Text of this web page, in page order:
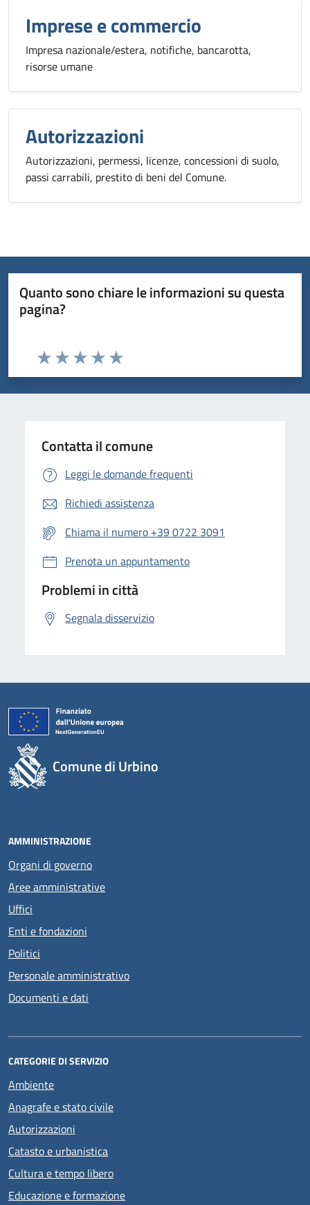
Imprese e commercio
Impresa nazionale/estera, notifiche, bancarotta,
risorse umane
Autorizzazioni
Autorizzazioni, permessi, licenze, concessioni di suolo,
passi carrabili, prestito di beni del Comune.
Quanto sono chiare le informazioni su questa
pagina?
Valuta da 1 a 5 stelle la pagina
Valuta 5 stelle su 5
Valuta 4 stelle su 5
Valuta 3 stelle su 5
Valuta 2 stelle su 5
Valuta 1 stelle su 5
Contatta il comune
Leggi le domande frequenti
Richiedi assistenza
Chiama il numero +39 0722 3091
Prenota un appuntamento
Problemi in città
Segnala disservizio
Comune di Urbino
AMMINISTRAZIONE
Organi di governo
Aree amministrative
Uffici
Enti e fondazioni
Politici
Personale amministrativo
Documenti e dati
CATEGORIE DI SERVIZIO
Ambiente
Anagrafe e stato civile
Autorizzazioni
Catasto e urbanistica
Cultura e tempo libero
Educazione e formazione